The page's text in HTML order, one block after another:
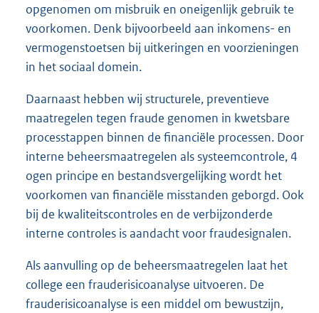
opgenomen om misbruik en oneigenlijk gebruik te
voorkomen. Denk bijvoorbeeld aan inkomens- en
vermogenstoetsen bij uitkeringen en voorzieningen
in het sociaal domein.
Daarnaast hebben wij structurele, preventieve
maatregelen tegen fraude genomen in kwetsbare
processtappen binnen de financiële processen. Door
interne beheersmaatregelen als systeemcontrole, 4
ogen principe en bestandsvergelijking wordt het
voorkomen van financiële misstanden geborgd. Ook
bij de kwaliteitscontroles en de verbijzonderde
interne controles is aandacht voor fraudesignalen.
Als aanvulling op de beheersmaatregelen laat het
college een frauderisicoanalyse uitvoeren. De
frauderisicoanalyse is een middel om bewustzijn,